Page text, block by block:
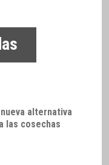
alternativa
las cosechas